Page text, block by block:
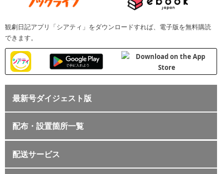
観劇日記アプリ「シアティ」をダウンロードすれば、電子版を無料購読
できます。
最新号ダイジェスト版
配布・設置箇所一覧
配送サービス